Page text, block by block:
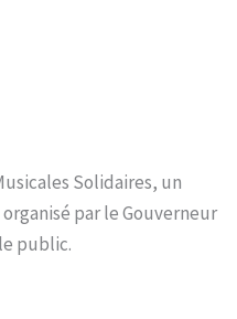
Solidaires, un
par le Gouverneur
public.